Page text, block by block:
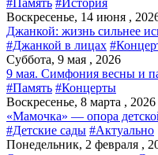
Воскресенье, 14 июня ,
Джанкой: жизнь сильнее
#Джанкой в лицах
Суббота, 9 мая , 2026
9 мая. Симфония весны и
#Память #Концерты
Воскресенье, 8 марта , 2026
«Мамочка» — опора
#Детские сады #Актуально
Понедельник, 2 февраля ,